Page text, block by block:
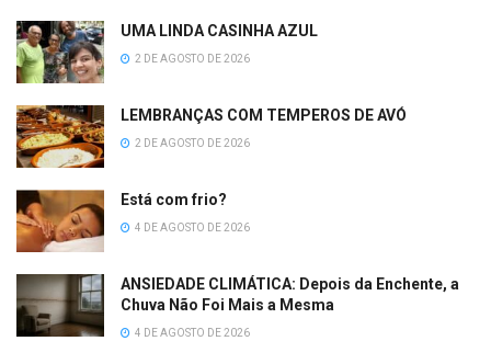
UMA LINDA CASINHA AZUL
2 DE AGOSTO DE 2026
LEMBRANÇAS COM TEMPEROS DE AVÓ
2 DE AGOSTO DE 2026
Está com frio?
4 DE AGOSTO DE 2026
ANSIEDADE CLIMÁTICA: Depois da Enchente, a
Chuva Não Foi Mais a Mesma
4 DE AGOSTO DE 2026